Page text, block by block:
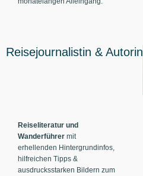
Reisejournalistin & Autorin
Reiseliteratur und
Wanderführer mit
erhellenden Hintergrundinfos,
hilfreichen Tipps &
ausdrucksstarken Bildern zum